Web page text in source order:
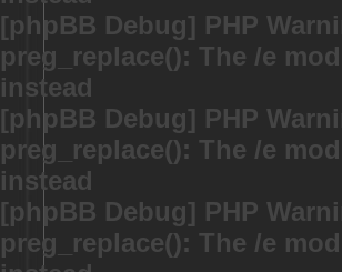
[phpBB Debug] PHP
preg_replace(): The /e
instead
[phpBB Debug] PHP
preg_replace(): The /e
instead
[phpBB Debug] PHP
preg_replace(): The /e